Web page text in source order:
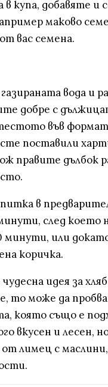
в купа, добавяте
маково
вас семена.
вода и
добре с
във
поставили
правите дълбок
в
след което
минути, или
коричка.
идея за
то може да
която също е
вкусен и лесен,
от лимец с